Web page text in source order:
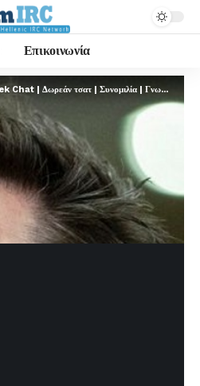
Επικοινωνία
mIRC Hellas Chat - IRC Greek Chat | Δωρεάν τσατ | Συνομιλία | Γνωριμίες | FREE